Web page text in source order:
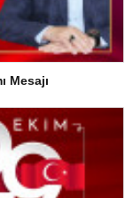
Mesajı